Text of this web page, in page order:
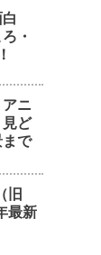
・
ニ
見ど
まで
旧
最新